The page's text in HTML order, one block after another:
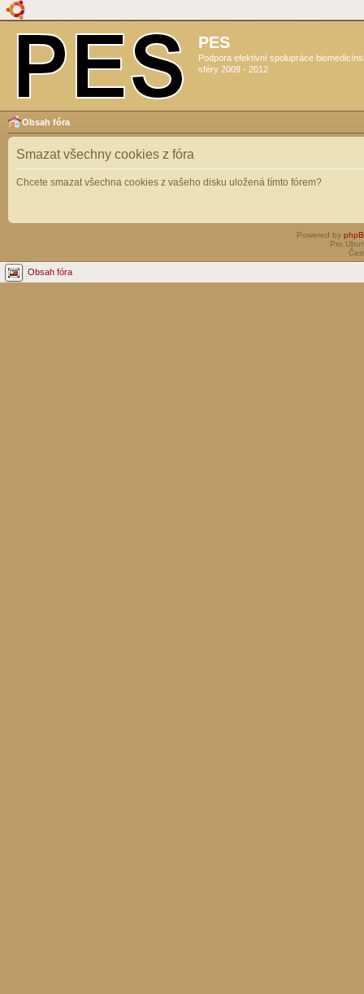
PES
Podpora efektivní spolupráce
sféry 2009 - 2012
Obsah fóra
Smazat všechny cookies z fóra
Chcete smazat všechna cookies z vašeho disku uložená tímto fórem?
Powered by
Pro
Obsah fóra